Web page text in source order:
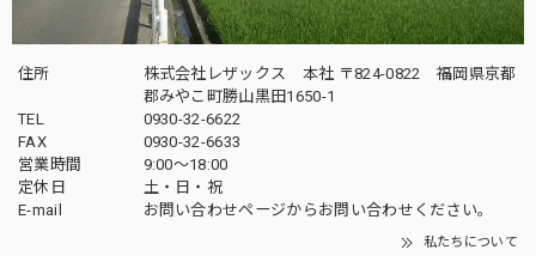
住所
株式会社レザックス 本社 〒824-0822 福岡県京都
郡みやこ町勝山黒田1650-1
TEL
0930-32-6622
FAX
0930-32-6633
営業時間
9:00〜18:00
定休日
土・日・祝
E-mail
お問い合わせページからお問い合わせください。
私たちについて